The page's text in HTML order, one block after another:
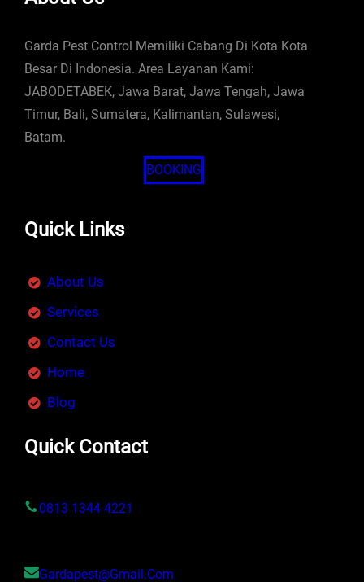
Garda Pest Control Memiliki Cabang Di Kota Kota
Besar Di Indonesia. Area Layanan Kami:
JABODETABEK, Jawa Barat, Jawa Tengah, Jawa
Timur, Bali, Sumatera, Kalimantan, Sulawesi,
Batam.
BOOKING
Quick Links
About Us
Services
Contact Us
Home
Blog
Quick Contact
0813 1344 4221
Gardapest@gmail.com